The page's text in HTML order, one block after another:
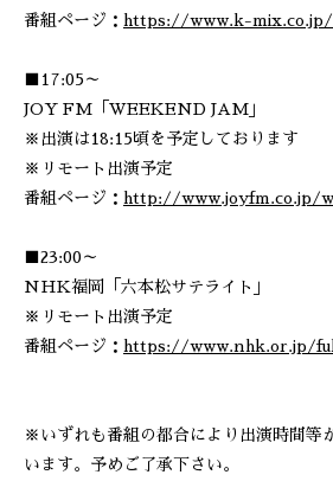
番組ページ： https://www.k-
■17:05～
JOY FM「WEEKEND JAM」
※出演は18:15頃を予定しております
※リモート出演予定
番組ページ： http://www.joyfm.co.jp/
■23:00～
NHK福岡「六本松サテライト」
※リモート出演予定
番組ページ： https://www.nhk.or.jp/
※いずれも番組の都合により出演時間等
います。予めご了承下さい。